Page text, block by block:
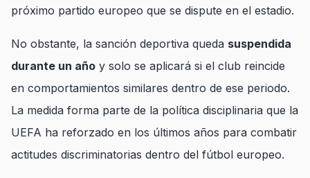
próximo partido europeo que se dispute en el estadio.
No obstante, la sanción deportiva queda suspendida
durante un año y solo se aplicará si el club reincide
en comportamientos similares dentro de ese periodo.
La medida forma parte de la política disciplinaria que la
UEFA ha reforzado en los últimos años para combatir
actitudes discriminatorias dentro del fútbol europeo.